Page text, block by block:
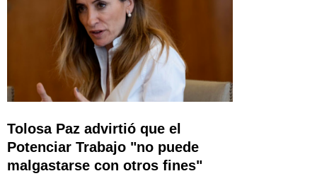
Tolosa Paz advirtió que el
Potenciar Trabajo "no puede
malgastarse con otros fines"